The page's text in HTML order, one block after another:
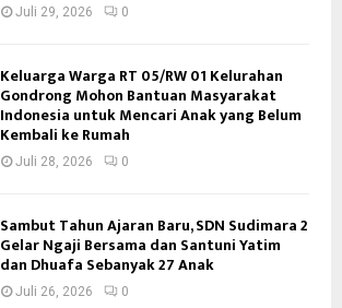
Juli 29, 2026 0
Keluarga Warga RT 05/RW 01 Kelurahan
Gondrong Mohon Bantuan Masyarakat
Indonesia untuk Mencari Anak yang Belum
Kembali ke Rumah
Juli 28, 2026 0
Sambut Tahun Ajaran Baru, SDN Sudimara 2
Gelar Ngaji Bersama dan Santuni Yatim
dan Dhuafa Sebanyak 27 Anak
Juli 26, 2026 0